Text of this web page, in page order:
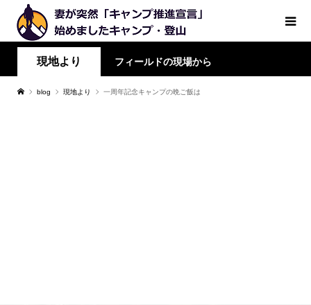
現地より フィールドの現場から
blog 現地より 一周年記念キャンプの晩ご飯は